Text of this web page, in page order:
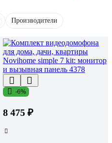
Производители
-6%
8 475 ₽